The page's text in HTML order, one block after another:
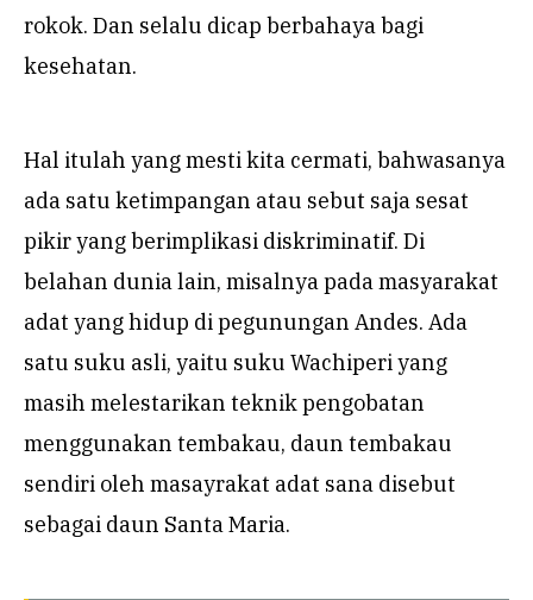
rokok. Dan selalu dicap berbahaya bagi
kesehatan.
Hal itulah yang mesti kita cermati, bahwasanya
ada satu ketimpangan atau sebut saja sesat
pikir yang berimplikasi diskriminatif. Di
belahan dunia lain, misalnya pada masyarakat
adat yang hidup di pegunungan Andes. Ada
satu suku asli, yaitu suku Wachiperi yang
masih melestarikan teknik pengobatan
menggunakan tembakau, daun tembakau
sendiri oleh masayrakat adat sana disebut
sebagai daun Santa Maria.